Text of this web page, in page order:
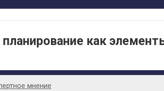
планирование как
мнение